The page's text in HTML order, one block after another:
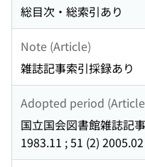
総目次・総索引あり
Note (Article)
雑誌記事索引採録あり
Adopted period
国立国会図書館雑誌記
1983.11 ; 51 (2) 2005.02